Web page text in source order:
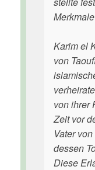
Karim el
von
von ihrer
Zeit vor
Vater
dessen
Diese